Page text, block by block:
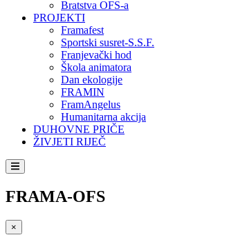
Bratstva OFS-a
PROJEKTI
Framafest
Sportski susret-S.S.F.
Franjevački hod
Škola animatora
Dan ekologije
FRAMIN
FramAngelus
Humanitarna akcija
DUHOVNE PRIČE
ŽIVJETI RIJEČ
FRAMA-OFS
×